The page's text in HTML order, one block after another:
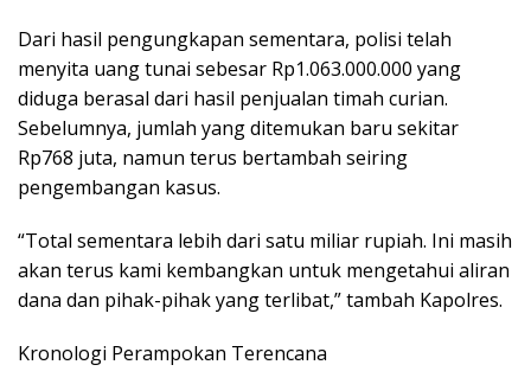
Dari hasil pengungkapan sementara, polisi telah
menyita uang tunai sebesar Rp1.063.000.000 yang
diduga berasal dari hasil penjualan timah curian.
Sebelumnya, jumlah yang ditemukan baru sekitar
Rp768 juta, namun terus bertambah seiring
pengembangan kasus.
“Total sementara lebih dari satu miliar rupiah. Ini masih
akan terus kami kembangkan untuk mengetahui aliran
dana dan pihak-pihak yang terlibat,” tambah Kapolres.
Kronologi Perampokan Terencana